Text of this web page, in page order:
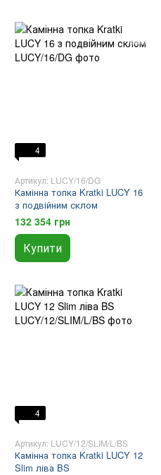
4
Артикул: LUCY/16/DG
Камінна топка Kratki LUCY 16
з подвійним склом
132 354 грн
Купити
4
Артикул: LUCY/12/SLIM/L/BS
Камінна топка Kratki LUCY 12
Slim ліва BS